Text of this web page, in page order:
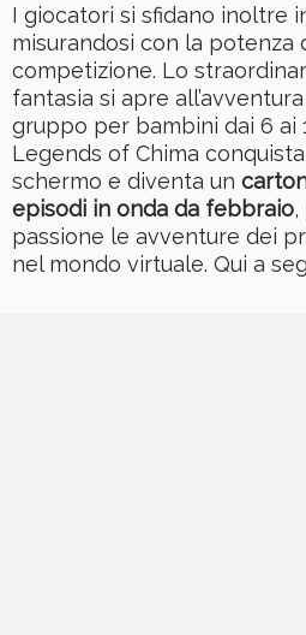
I giocatori si sfidano inoltre
misurandosi con la potenza
competizione. Lo
fantasia si apre
gruppo per bambini dai 6 ai
Legends of Chima
schermo e diventa un
episodi in onda da febbraio,
passione le avventure dei
nel mondo virtuale. Qui a